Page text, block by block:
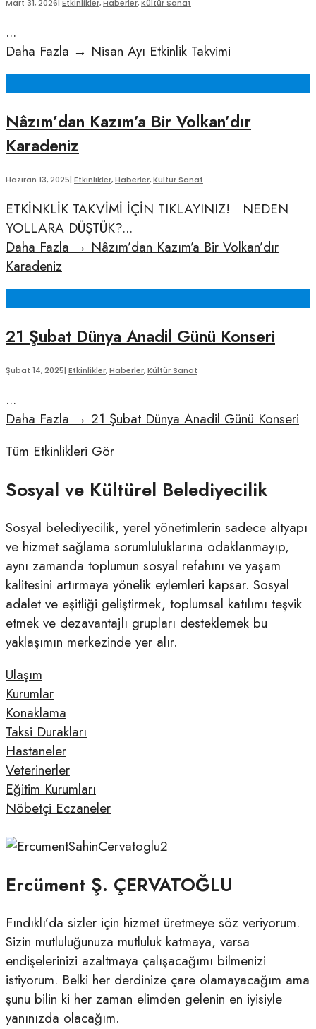
Mart 31, 2026 Etkinlikler,Haberler,Kültür Sanat
...
Daha Fazla → Nisan Ayı Etkinlik Takvimi
Nâzım’dan Kazım’a Bir Volkan’dır
Karadeniz
Haziran 13, 2025| Etkinlikler,Haberler,Kültür Sanat
ETKİNKLİK TAKVİMİ İÇİN TIKLAYINIZ! NEDEN
YOLLARA DÜŞTÜK?...
Daha Fazla → Nâzım’dan Kazım’a Bir Volkan’dır
Karadeniz
21 Şubat Dünya Anadil Günü Konseri
Şubat 14, 2025| Etkinlikler,Haberler,Kültür Sanat
...
Daha Fazla → 21 Şubat Dünya Anadil Günü Konseri
Tüm Etkinlikleri Gör
Sosyal ve Kültürel Belediyecilik
Sosyal belediyecilik, yerel yönetimlerin sadece altyapı
ve hizmet sağlama sorumluluklarına odaklanmayıp,
aynı zamanda toplumun sosyal refahını ve yaşam
kalitesini artırmaya yönelik eylemleri kapsar. Sosyal
adalet ve eşitliği geliştirmek, toplumsal katılımı teşvik
etmek ve dezavantajlı grupları desteklemek bu
yaklaşımın merkezinde yer alır.
Ulaşım
Kurumlar
Konaklama
Taksi Durakları
Hastaneler
Veterinerler
Eğitim Kurumları
Nöbetçi Eczaneler
Ercüment Ş. ÇERVATOĞLU
Fındıklı’da sizler için hizmet üretmeye söz veriyorum.
Sizin mutluluğunuza mutluluk katmaya, varsa
endişelerinizi azaltmaya çalışacağımı bilmenizi
istiyorum. Belki her derdinize çare olamayacağım ama
şunu bilin ki her zaman elimden gelenin en iyisiyle
yanınızda olacağım.